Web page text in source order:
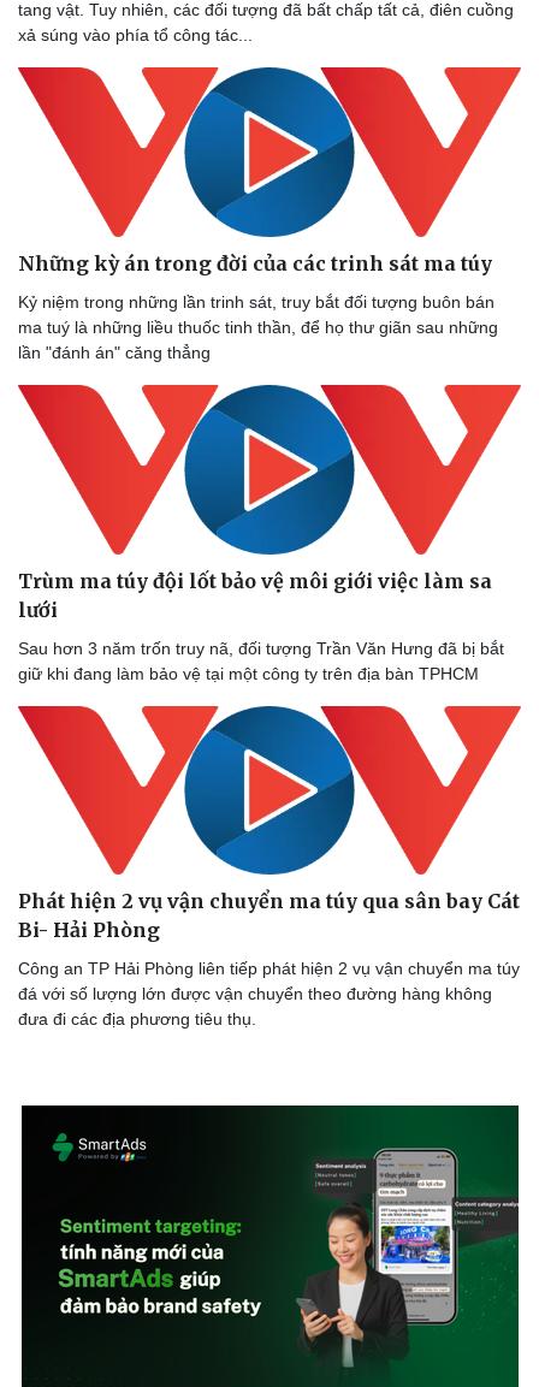
Doanh nghiệp
Thông tin doanh nghiệp
Doanh nghiệp 24h
Doanh nhân
Vì cộng đồng
Công nghệ
Sành điệu
Tin Công nghệ
Trải nghiệm
Chuyển đổi số
tang vật. Tuy nhiên, các đối tượng đã bất chấp tất cả, điên cuồng
xả súng vào phía tổ công tác...
Những kỳ án trong đời của các trinh sát ma túy
Kỷ niệm trong những lần trinh sát, truy bắt đối tượng buôn bán
ma tuý là những liều thuốc tinh thần, để họ thư giãn sau những
lần "đánh án" căng thẳng
Trùm ma túy đội lốt bảo vệ môi giới việc làm sa
lưới
Sau hơn 3 năm trốn truy nã, đối tượng Trần Văn Hưng đã bị bắt
giữ khi đang làm bảo vệ tại một công ty trên địa bàn TPHCM
Phát hiện 2 vụ vận chuyển ma túy qua sân bay Cát
Bi- Hải Phòng
Công an TP Hải Phòng liên tiếp phát hiện 2 vụ vận chuyển ma túy
đá với số lượng lớn được vận chuyển theo đường hàng không
đưa đi các địa phương tiêu thụ.